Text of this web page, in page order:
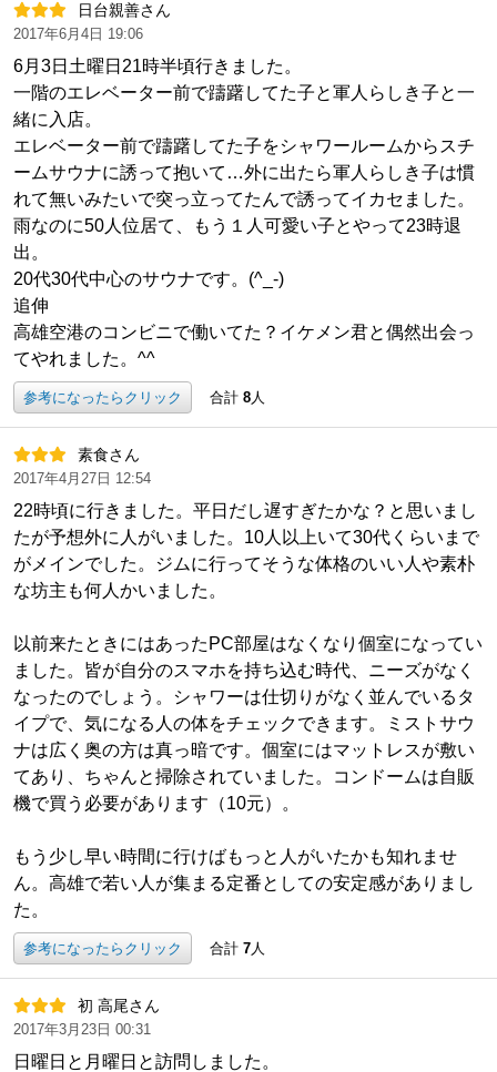
日台親善さん
2017年6月4日 19:06
6月3日土曜日21時半頃行きました。
一階のエレベーター前で躊躇してた子と軍人らしき子と一
緒に入店。
エレベーター前で躊躇してた子をシャワールームからスチ
ームサウナに誘って抱いて…外に出たら軍人らしき子は慣
れて無いみたいで突っ立ってたんで誘ってイカセました。
雨なのに50人位居て、もう１人可愛い子とやって23時退
出。
20代30代中心のサウナです。(^_-)
追伸
高雄空港のコンビニで働いてた？イケメン君と偶然出会っ
てやれました。^^
参考になったらクリック 合計 8人
素食さん
2017年4月27日 12:54
22時頃に行きました。平日だし遅すぎたかな？と思いまし
たが予想外に人がいました。10人以上いて30代くらいまで
がメインでした。ジムに行ってそうな体格のいい人や素朴
な坊主も何人かいました。
以前来たときにはあったPC部屋はなくなり個室になってい
ました。皆が自分のスマホを持ち込む時代、ニーズがなく
なったのでしょう。シャワーは仕切りがなく並んでいるタ
イプで、気になる人の体をチェックできます。ミストサウ
ナは広く奥の方は真っ暗です。個室にはマットレスが敷い
てあり、ちゃんと掃除されていました。コンドームは自販
機で買う必要があります（10元）。
もう少し早い時間に行けばもっと人がいたかも知れませ
ん。高雄で若い人が集まる定番としての安定感がありまし
た。
参考になったらクリック 合計 7人
初 高尾さん
2017年3月23日 00:31
日曜日と月曜日と訪問しました。